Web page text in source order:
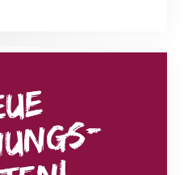
1. August 2026